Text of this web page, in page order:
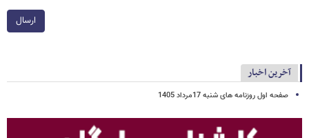
ارسال
آخرین اخبار
صفحه اول روزنامه های شنبه 17مرداد 1405